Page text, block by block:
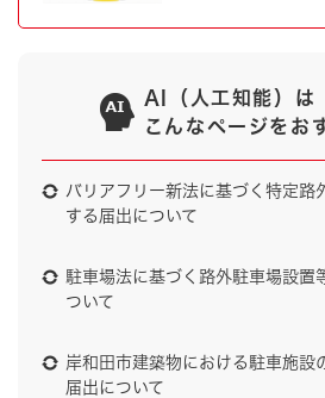
AI（人工知能）は
こんなページをお
バリアフリー新法に基づく特定路
する届出について
駐車場法に基づく路外駐車場設置
ついて
岸和田市建築物における駐車施設
届出について